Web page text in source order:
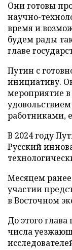
Они готовы
научно-
время и
будем рады
главе
Путин с
инициативу.
мероприятие
работниками,
В 2024 году
Русский
Месяцем
участии
в Восточном
До этого глава
числа